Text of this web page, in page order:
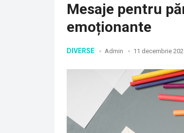
Mesaje pentru
emoționante
DIVERSE Admin 11 decembrie